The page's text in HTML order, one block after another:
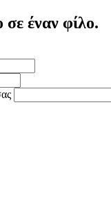
σε έναν φίλο.